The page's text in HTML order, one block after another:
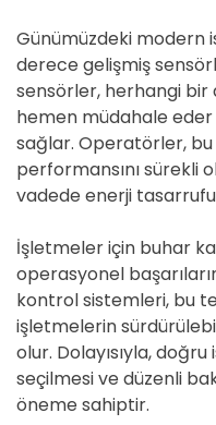
Günümüzdeki modern
derece gelişmiş
sensörler, herhangi bir
hemen müdahale
sağlar. Operatörler,
performansını sürekli
vadede enerji
İşletmeler için buhar
operasyonel
kontrol sistemleri, bu
işletmelerin
olur. Dolayısıyla,
seçilmesi ve düzenli
öneme sahiptir.